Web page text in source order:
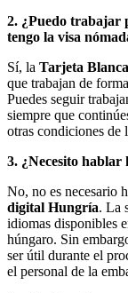
2. ¿Puedo trabajar
tengo la visa
Sí, la Tarjeta Blanca
que trabajan de
Puedes seguir
siempre que
otras condiciones de
3. ¿Necesito
No, no es necesario
digital Hungría. La
idiomas disponibles
húngaro. Sin
ser útil durante el
el personal de la